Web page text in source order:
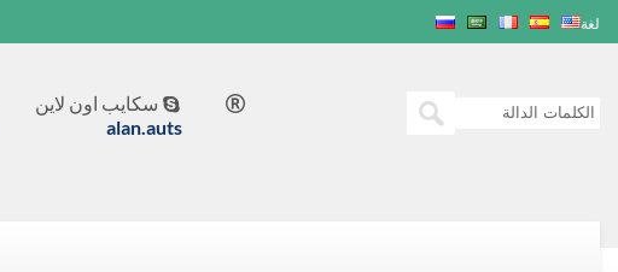
لغة
 سكايب اون لاين
alan.auts
